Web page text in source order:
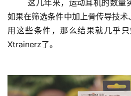
这几年来，运动耳机的数量
如果在筛选条件中加上骨传导技
用这些条件，那么结果就几乎
Xtrainerz了。